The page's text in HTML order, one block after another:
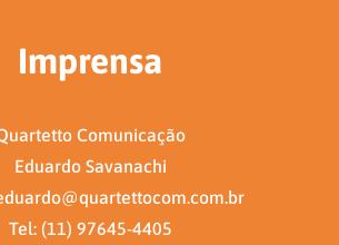
Imprensa
Comunicação
Eduardo Savanachi
Tel: (11) 97645-4405